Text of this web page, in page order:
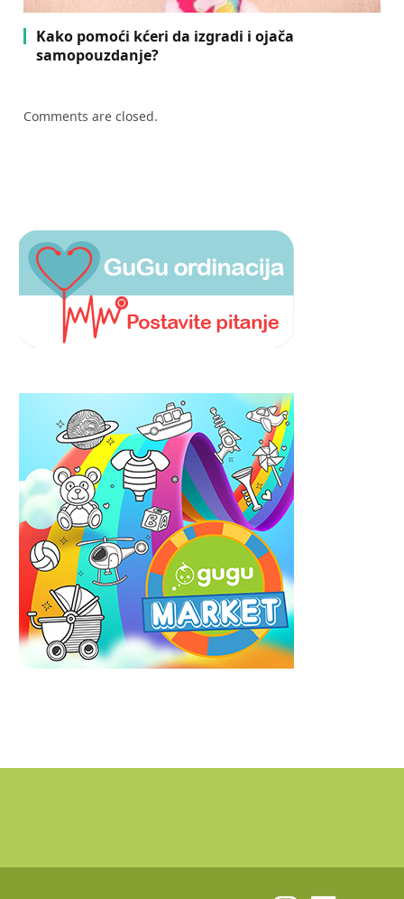
Kako pomoći kćeri da izgradi i ojača
samopouzdanje?
Comments are closed.